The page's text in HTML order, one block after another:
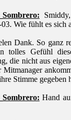
Wie fühlt es sich
Dank. So ganz
tolles Gefühl
die nicht aus
Mitmanager
Stimme gegeben
Hand